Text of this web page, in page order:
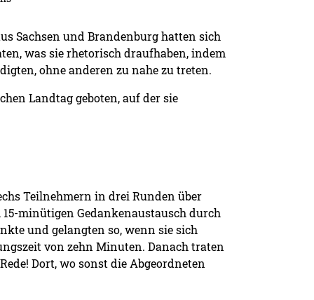
Sachsen und Brandenburg hatten sich
was sie rhetorisch draufhaben, indem
ohne anderen zu nahe zu treten.
Landtag geboten, auf der sie
Teilnehmern in drei Runden über
minütigen Gedankenaustausch durch
und gelangten so, wenn sie sich
von zehn Minuten. Danach traten
Dort, wo sonst die Abgeordneten